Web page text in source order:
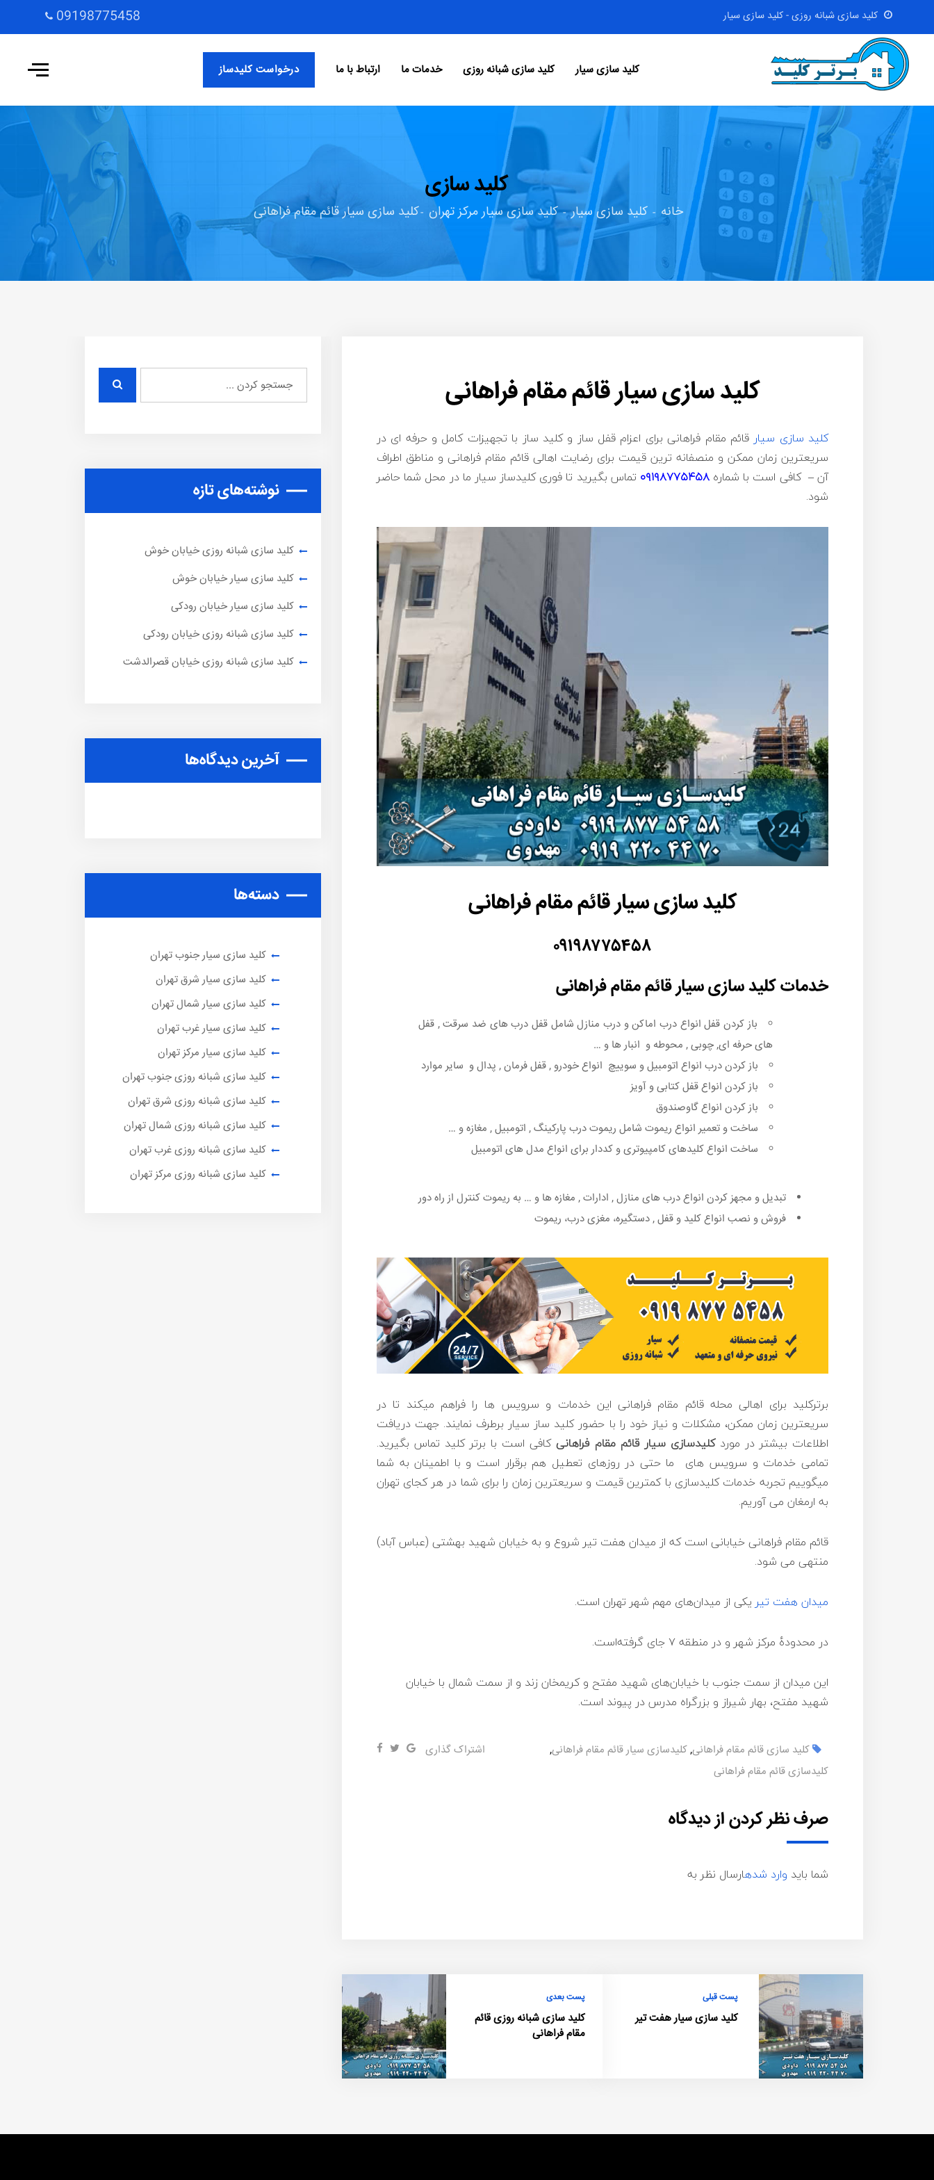
کلید سازی شبانه روزی - کلید سازی سیار 09198775458
کلید سازی سیار کلید سازی شبانه روزی خدمات ما ارتباط با ما درخواست کلیدساز
کلید سازی
خانه کلید سازی سیار کلید سازی سیار مرکز تهران کلید سازی سیار قائم مقام فراهانی
کلید سازی سیار قائم مقام فراهانی
کلید سازی سیار قائم مقام فراهانی برای اعزام قفل ساز و کلید ساز با تجهیزات کامل و حرفه ای در
سریعترین زمان ممکن و منصفانه ترین قیمت برای رضایت اهالی قائم مقام فراهانی و مناطق اطراف
آن – کافی است با شماره۰۹۱۹۸۷۷۵۴۵۸ تماس بگیرید تا فوری کلیدساز سیار ما در محل شما حاضر
شود.
کلید سازی سیار قائم مقام فراهانی
۰۹۱۹۸۷۷۵۴۵۸
خدمات کلید سازی سیار قائم مقام فراهانی
باز کردن قفل انواع درب اماکن و درب منازل شامل قفل درب های ضد سرقت , قفل
های حرفه ای, چوبی , محوطه و انبار ها و …
باز کردن درب انواع اتومبیل و سوییچ انواع خودرو , قفل فرمان , پدال و سایر موارد
باز کردن انواع قفل کتابی و آویز
باز کردن انواع گاوصندوق
ساخت و تعمیر انواع ریموت شامل ریموت درب پارکینگ , اتومبیل , مغازه و …
ساخت انواع کلیدهای کامپیوتری و کددار برای انواع مدل های اتومبیل
تبدیل و مجهز کردن انواع درب های منازل , ادارات , مغازه ها و … به ریموت کنترل از راه دور
فروش و نصب انواع کلید و قفل , دستگیره، مغزی درب، ریموت
برترکلید برای اهالی محله قائم مقام فراهانی این خدمات و سرویس ها را فراهم میکند تا در
سریعترین زمان ممکن، مشکلات و نیاز خود را با حضور کلید ساز سیار برطرف نمایند. جهت دریافت
اطلاعات بیشتر در مورد کلیدسازیسیار قائم مقام فراهانیکافی است با برتر کلید تماس بگیرید.
تمامی خدمات و سرویس های ما حتی در روزهای تعطیل هم برقرار است و با اطمینان به شما
میگوییم تجربه خدمات کلیدسازی با کمترین قیمت و سریعترین زمان را برای شما در هر کجای تهران
به ارمغان می آوریم.
قائم مقام فراهانی خیابانی است که از میدان هفت تیر شروع و به خیابان شهید بهشتی (عباس آباد)
منتهی می شود.
میدان هفت تیر یکی از میدان‌های مهم شهر تهران است.
در محدودهٔ مرکز شهر و در منطقه ۷ جای گرفته‌است.
این میدان از سمت جنوب با خیابان‌های شهید مفتح و کریمخان زند و از سمت شمال با خیابان
شهید مفتح، بهار شیراز و بزرگراه مدرس در پیوند است.
کلید سازی قائم مقام فراهانی,کلیدسازی سیار قائم مقام فراهانی,
کلیدسازی قائم مقام فراهانی
اشتراک گذاری
صرف نظر کردن از دیدگاه
شما باید وارد شدهارسال نظر به
پست قبلی
کلید سازی سیار هفت تیر
پست بعدی
کلید سازی شبانه روزی قائم
مقام فراهانی
نوشته‌های تازه
کلید سازی شبانه روزی خیابان خوش
کلید سازی سیار خیابان خوش
کلید سازی سیار خیابان رودکی
کلید سازی شبانه روزی خیابان رودکی
کلید سازی شبانه روزی خیابان قصرالدشت
آخرین دیدگاه‌ها
دسته‌ها
کلید سازی سیار جنوب تهران
کلید سازی سیار شرق تهران
کلید سازی سیار شمال تهران
کلید سازی سیار غرب تهران
کلید سازی سیار مرکز تهران
کلید سازی شبانه روزی جنوب تهران
کلید سازی شبانه روزی شرق تهران
کلید سازی شبانه روزی شمال تهران
کلید سازی شبانه روزی غرب تهران
کلید سازی شبانه روزی مرکز تهران